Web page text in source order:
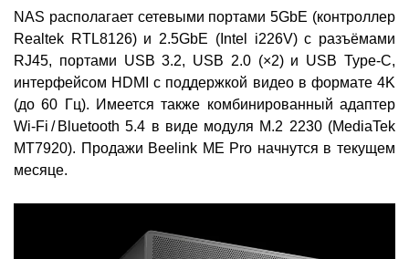
NAS располагает сетевыми портами 5GbE (контроллер
Realtek RTL8126) и 2.5GbE (Intel i226V) с разъёмами
RJ45, портами USB 3.2, USB 2.0 (×2) и USB Type-C,
интерфейсом HDMI с поддержкой видео в формате 4K
(до 60 Гц). Имеется также комбинированный адаптер
Wi-Fi / Bluetooth 5.4 в виде модуля M.2 2230 (MediaTek
MT7920). Продажи Beelink ME Pro начнутся в текущем
месяце.